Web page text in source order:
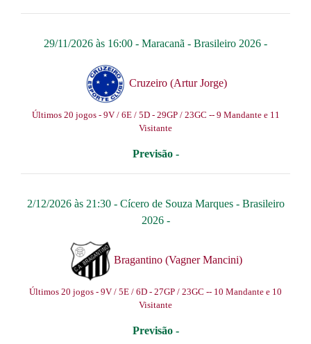
29/11/2026 às 16:00 - Maracanã - Brasileiro 2026 -
Cruzeiro (Artur Jorge)
Últimos 20 jogos - 9V / 6E / 5D - 29GP / 23GC -- 9 Mandante e 11
Visitante
Previsão -
2/12/2026 às 21:30 - Cícero de Souza Marques- Brasileiro
2026-
Bragantino (Vagner Mancini)
Últimos 20 jogos - 9V / 5E / 6D - 27GP / 23GC -- 10 Mandante e 10
Visitante
Previsão -